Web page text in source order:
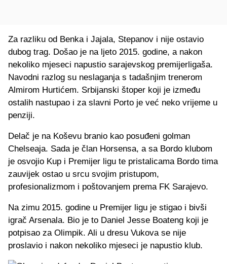
Za razliku od Benka i Jajala, Stepanov i nije ostavio
dubog trag. Došao je na ljeto 2015. godine, a nakon
nekoliko mjeseci napustio sarajevskog premijerligaša.
Navodni razlog su neslaganja s tadašnjim trenerom
Almirom Hurtićem. Srbijanski štoper koji je između
ostalih nastupao i za slavni Porto je već neko vrijeme u
penziji.
Delač je na Koševu branio kao posuđeni golman
Chelseaja. Sada je član Horsensa, a sa Bordo klubom
je osvojio Kup i Premijer ligu te pristalicama Bordo tima
zauvijek ostao u srcu svojim pristupom,
profesionalizmom i poštovanjem prema FK Sarajevo.
Na zimu 2015. godine u Premijer ligu je stigao i bivši
igrač Arsenala. Bio je to Daniel Jesse Boateng koji je
potpisao za Olimpik. Ali u dresu Vukova se nije
proslavio i nakon nekoliko mjeseci je napustio klub.